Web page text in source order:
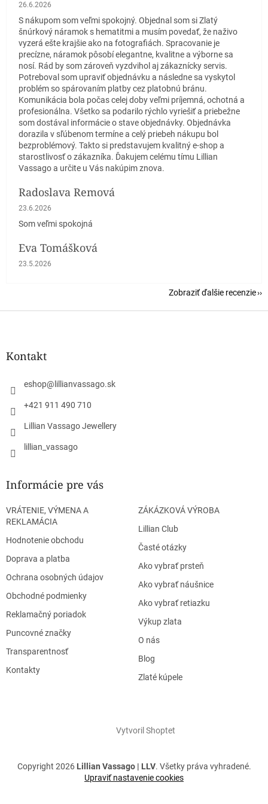
Hodnotenie obchodu je 5 z 5 hviezdičiek.
26.6.2026
S nákupom som veľmi spokojný. Objednal som si Zlatý
šnúrkový náramok s hematitmi a musím povedať, že naživo
vyzerá ešte krajšie ako na fotografiách. Spracovanie je
precízne, náramok pôsobí elegantne, kvalitne a výborne sa
nosí. Rád by som zároveň vyzdvihol aj zákaznícky servis.
Potreboval som upraviť objednávku a následne sa vyskytol
problém so spárovaním platby cez platobnú bránu.
Komunikácia bola počas celej doby veľmi príjemná, ochotná a
profesionálna. Všetko sa podarilo rýchlo vyriešiť a priebežne
som dostával informácie o stave objednávky. Objednávka
dorazila v sľúbenom termíne a celý priebeh nákupu bol
bezproblémový. Takto si predstavujem kvalitný e-shop a
starostlivosť o zákazníka. Ďakujem celému tímu Lillian
Vassago a určite u Vás nakúpim znova.
Radoslava Remová
Hodnotenie obchodu je 5 z 5 hviezdičiek.
23.6.2026
Som veľmi spokojná
Eva Tomášková
Hodnotenie obchodu je 5 z 5 hviezdičiek.
23.5.2026
Zobraziť ďalšie recenzie
Z
Kontakt
eshop@ lillianvassago.sk
+421 911 490 710
Lillian Vassago Jewellery
lillian_vassago
Informácie pre vás
VRÁTENIE, VÝMENA A
REKLAMÁCIA
Hodnotenie obchodu
Doprava a platba
Ochrana osobných údajov
Obchodné podmienky
Reklamačný poriadok
Puncovné značky
Transparentnosť
Kontakty
ZÁKÁZKOVÁ VÝROBA
Lillian Club
Časté otázky
Ako vybrať prsteň
Ako vybrať náušnice
Ako vybrať retiazku
Výkup zlata
O nás
Blog
Zlaté kúpele
Vytvoril Shoptet
Copyright 2026 Lillian Vassago | LLV. Všetky práva vyhradené.
Upraviť nastavenie cookies